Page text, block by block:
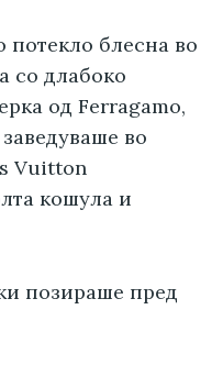
потекло блесна во
со длабоко
од Ferragamo,
во
Vuitton
кошула и
позираше пред